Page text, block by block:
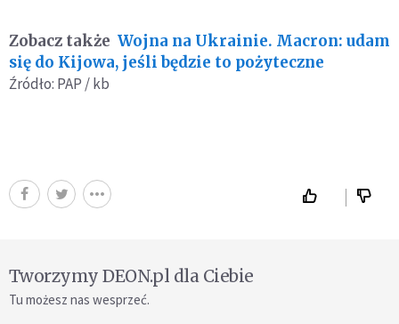
Zobacz także Wojna na Ukrainie. Macron: udam
się do Kijowa, jeśli będzie to pożyteczne
Źródło: PAP / kb
Tworzymy DEON.pl dla Ciebie
Tu możesz nas wesprzeć.